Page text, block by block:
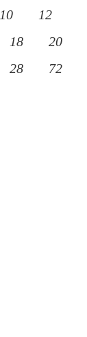
10
12
18
20
28 72